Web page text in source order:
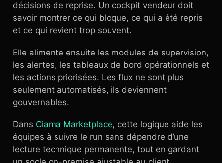
décisions de reprise. Un cockpit vendeur doit
savoir montrer ce qui bloque, ce qui a été repris
et ce qui revient trop souvent.
Elle alimente ensuite les modules de supervision,
les alertes, les tableaux de bord opérationnels et
les actions priorisées. Les flux ne sont plus
seulement automatisés, ils deviennent
gouvernables.
Dans Ciama Marketplace, cette logique aide les
équipes à suivre le run sans dépendre d’une
lecture technique permanente, tout en gardant